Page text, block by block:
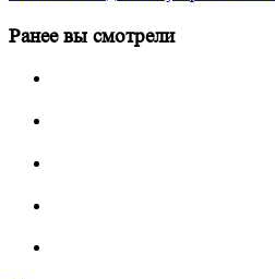
Ранее вы смотрели